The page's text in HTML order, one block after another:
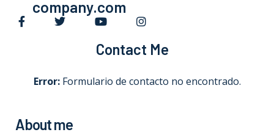
company.com
Contact Me
Error:Formulario de contacto no encontrado.
About me